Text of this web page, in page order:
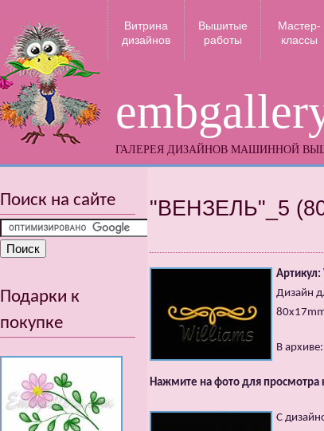
ГАЛЕРЕЯ ДИЗАЙНОВ МАШИННОЙ
Витрина
дизайнов
Вышитые
работы
Мастер-
классы
"ВЕНЗЕЛЬ"_5
Артикул:
Дизайн
В архиве:
Нажмите на фото для просмотра
С
Поиск на сайте
Подарки к
покупке